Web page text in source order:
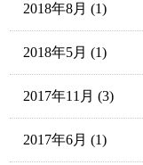
2018年8月 (1)
2018年5月 (1)
2017年11月 (3)
2017年6月 (1)